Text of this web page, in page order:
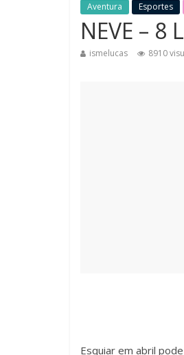
Aventura Esportes
NEVE – 8
ismelucas 8910
Esquiar em abril